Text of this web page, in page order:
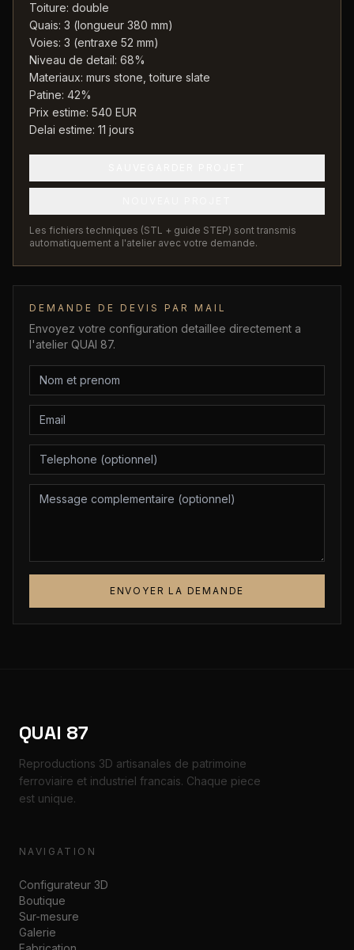
Toiture: double
Quais: 3 (longueur 380 mm)
Voies: 3 (entraxe 52 mm)
Niveau de detail: 68%
Materiaux: murs stone, toiture slate
Patine: 42%
Prix estime: 540 EUR
Delai estime: 11 jours
Les fichiers techniques (STL + guide STEP) sont transmis
automatiquement a l'atelier avec votre demande.
DEMANDE DE DEVIS PAR MAIL
Envoyez votre configuration detaillee directement a
l'atelier QUAI 87.
ENVOYER LA DEMANDE
QUAI 87
Reproductions 3D artisanales de patrimoine
ferroviaire et industriel francais. Chaque piece
est unique.
NAVIGATION
Configurateur 3D
Boutique
Sur-mesure
Galerie